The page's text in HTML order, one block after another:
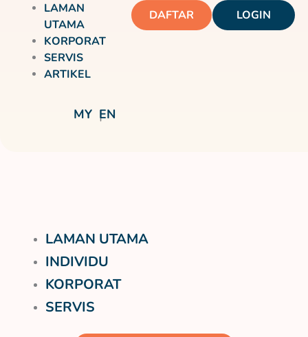
LAMAN
UTAMA
KORPORAT
SERVIS
ARTIKEL
DAFTAR LOGIN
MY EN
LAMAN UTAMA
INDIVIDU
KORPORAT
SERVIS